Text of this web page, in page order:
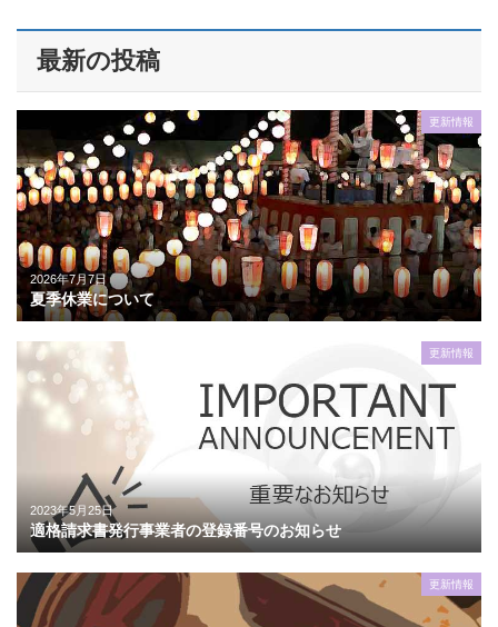
最新の投稿
更新情報
2026年7月7日
夏季休業について
更新情報
2023年5月25日
適格請求書発行事業者の登録番号のお知らせ
更新情報